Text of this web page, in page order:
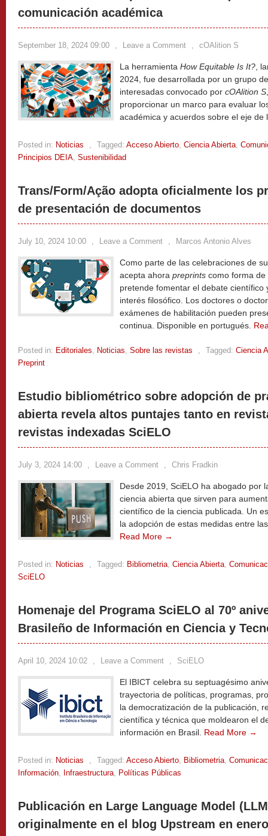
comunicación académica
September 18, 2024 09:00 , Leave a Comment , cOAlition S
La herramienta How Equitable Is It? ,
2024, fue desarrollada por un grupo
interesadas convocado por cOAlition S
proporcionar un marco para evaluar
académica y acuerdos sobre el eje
Posted in: Noticias , Tagged: Acceso Abierto, Ciencia Abierta,
Principios DEIA, Sustenibilidad
Trans/Form/Ação adopta oficialmente los
de presentación de documentos
July 10, 2024 10:00 , Leave a Comment , Marcos Antonio Alves
Como parte de las celebraciones de
acepta ahora preprints como forma
pretende fomentar el debate científico
interés filosófico. Los doctores o
exámenes de habilitación pueden
continua. Disponible en portugués.
Posted in: Editoriales, Noticias, Sobre las revistas , Tagged: Ciencia
Preprint
Estudio bibliométrico sobre adopción de
abierta revela altos puntajes tanto en
revistas indexadas SciELO
July 3, 2024 14:00 , Leave a Comment , Chris Fradkin
Desde 2019, SciELO ha abogado por
ciencia abierta que sirven para
científico de la ciencia publicada. Un
la adopción de estas medidas entre
Read More →
Posted in: Noticias , Tagged: Bibliometria, Ciencia Abierta,
SciELO
Homenaje del Programa SciELO al 70º
Brasileño de Información en Ciencia y
April 10, 2024 10:02 , Leave a Comment , SciELO
El IBICT celebra su septuagésimo
trayectoria de políticas, programas,
la democratización de la publicación,
científica y técnica que moldearon el
información en Brasil. Read More →
Posted in: Noticias , Tagged: Acceso Abierto, Bibliometria,
Información, Infraestructura, Políticas Públicas
Publicación en Large Language Model
originalmente en el blog Upstream en